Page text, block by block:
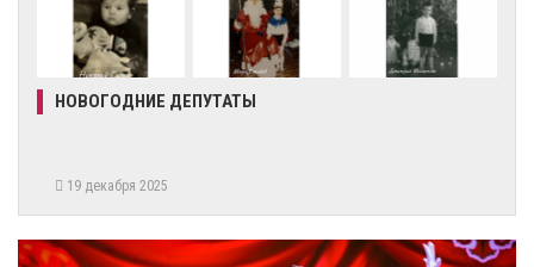
НОВОГОДНИЕ ДЕПУТАТЫ
19 декабря 2025